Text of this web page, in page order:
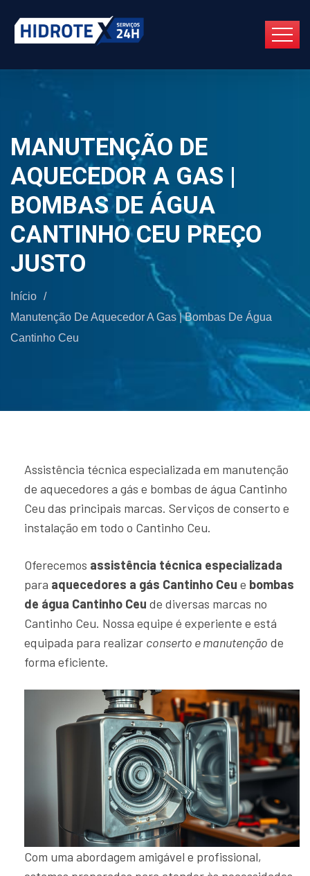
MANUTENÇÃO DE
AQUECEDOR A GAS |
BOMBAS DE ÁGUA
CANTINHO CEU PREÇO
JUSTO
Início /
Manutenção De Aquecedor A Gas | Bombas De Água
Cantinho Ceu
Assistência técnica especializada em manutenção
de aquecedores a gás e bombas de água Cantinho
Ceu das principais marcas. Serviços de conserto e
instalação em todo o Cantinho Ceu.
Oferecemos assistência técnica especializada
para aquecedores a gás Cantinho Ceu e bombas
de água Cantinho Ceu de diversas marcas no
Cantinho Ceu. Nossa equipe é experiente e está
equipada para realizar conserto e manutenção de
forma eficiente.
Com uma abordagem amigável e profissional,